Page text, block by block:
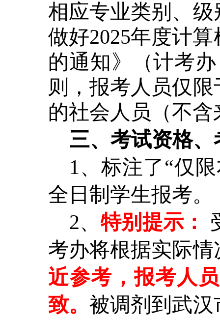
相应专业类别、
做好2025年度计
的通知》（计考
则，报考人员仅
的社会人员（不
三、 考试资格
1、标注了“仅
全日制学生报考。
2、 特别提示：
考办将根据实际
近参考，报考人
致。被调剂到武